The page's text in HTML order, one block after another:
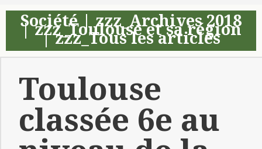
Société|zzz_Archives 2018
|zzz_Toulouse et sa région
|zzz_Tous les articles
Toulouse
classée 6e au